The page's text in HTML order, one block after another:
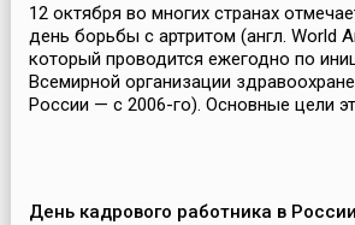
12 октября во многих странах
день борьбы с артритом (англ. World
который проводится ежегодно по
Всемирной организации
России — с 2006-го). Основные цели
День кадрового работника в России